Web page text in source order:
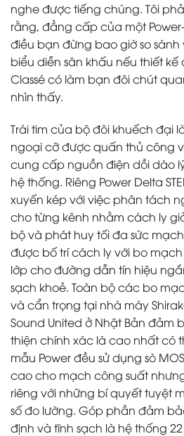
nghe được tiếng chúng. Tôi
rằng, đẳng cấp của một
điều bạn đừng bao giờ so sánh
biểu diễn sân khấu nếu thiết
Classé có làm bạn đôi chút
nhìn thấy.
Trái tim của bộ đôi khuếch đại
ngoại cỡ được quấn thủ công
cung cấp nguồn điện dồi dào
hệ thống. Riêng Power Delta
xuyến kép với việc phân tách
cho từng kênh nhằm cách ly
bộ và phát huy tối đa sức
được bố trí cách ly với bo
lớp cho đường dẫn tín hiệu
sạch khoẻ. Toàn bộ các bo
và cẩn trọng tại nhà máy
Sound United ở Nhật Bản đảm
thiện chính xác là cao nhất có
mẫu Power đều sử dụng sò
cao cho mạch công suất
riêng với những bí quyết tuyệt
số đo lường. Góp phần đảm
định và tĩnh sạch là hệ thống